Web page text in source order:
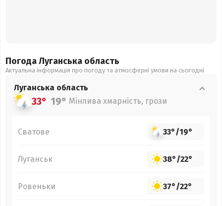
Погода Луганська область
Актуальна інформація про погоду та атмосферні умови на сьогодні
Луганська область
33° 19° Мінлива хмарність, грози
Сватове 33°/19°
Луганськ 38°/22°
Ровеньки 37°/22°